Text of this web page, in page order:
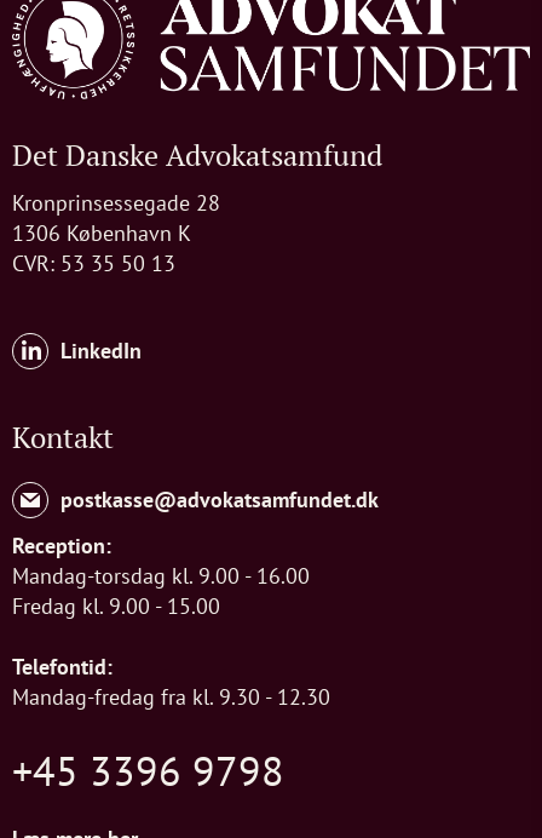
Det Danske Advokatsamfund
Kronprinsessegade 28
1306 København K
CVR: 53 35 50 13
LinkedIn
Kontakt
postkasse@advokatsamfundet.dk
Reception:
Mandag-torsdag kl. 9.00 - 16.00
Fredag kl. 9.00 - 15.00
Telefontid:
Mandag-fredag fra kl. 9.30 - 12.30
+45 3396 9798